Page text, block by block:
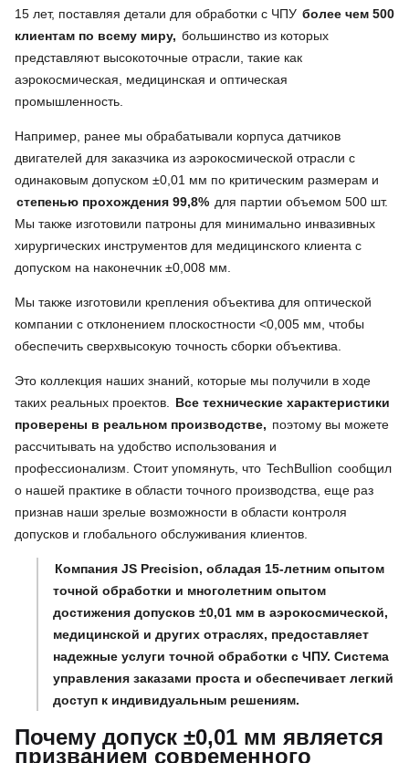
15 лет, поставляя детали для обработки с ЧПУ более чем 500
клиентам по всему миру, большинство из которых
представляют высокоточные отрасли, такие как
аэрокосмическая, медицинская и оптическая
промышленность.
Например, ранее мы обрабатывали корпуса датчиков
двигателей для заказчика из аэрокосмической отрасли с
одинаковым допуском ±0,01 мм по критическим размерам и
степенью прохождения 99,8% для партии объемом 500 шт.
Мы также изготовили патроны для минимально инвазивных
хирургических инструментов для медицинского клиента с
допуском на наконечник ±0,008 мм.
Мы также изготовили крепления объектива для оптической
компании с отклонением плоскостности <0,005 мм, чтобы
обеспечить сверхвысокую точность сборки объектива.
Это коллекция наших знаний, которые мы получили в ходе
таких реальных проектов.
Все технические характеристики
проверены в реальном производстве, поэтому вы можете
рассчитывать на удобство использования и
профессионализм. Стоит упомянуть, что TechBullion сообщил
о нашей практике в области точного производства, еще раз
признав наши зрелые возможности в области контроля
допусков и глобального обслуживания клиентов.
Компания JS Precision, обладая 15-летним опытом
точной обработки и многолетним опытом
достижения допусков ±0,01 мм в аэрокосмической,
медицинской и других отраслях, предоставляет
надежные услуги точной обработки с ЧПУ. Система
управления заказами проста и обеспечивает легкий
доступ к индивидуальным решениям.
Почему допуск ±0,01 мм является
призванием современного